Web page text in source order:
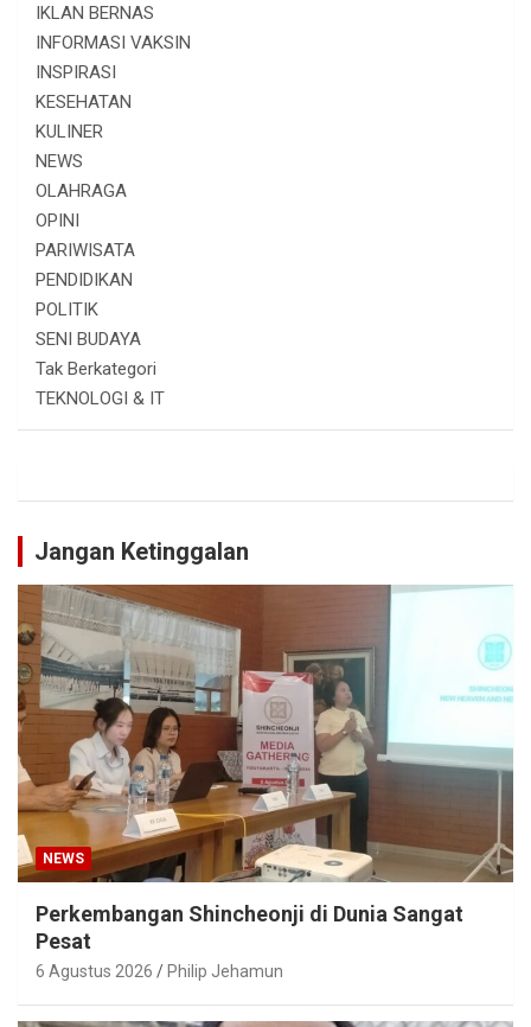
IKLAN BERNAS
INFORMASI VAKSIN
INSPIRASI
KESEHATAN
KULINER
NEWS
OLAHRAGA
OPINI
PARIWISATA
PENDIDIKAN
POLITIK
SENI BUDAYA
Tak Berkategori
TEKNOLOGI & IT
Jangan Ketinggalan
NEWS
Perkembangan Shincheonji di Dunia Sangat
Pesat
6 Agustus 2026 Philip Jehamun